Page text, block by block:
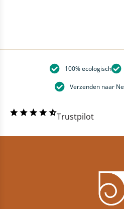
100% ecologisch
Verzenden naar
Trustpilot